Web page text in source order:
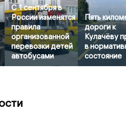
С 1 сентября в
России изменятся
правила
организованной
перевозки детей
автобусами
Пять
дороги к
Кулачёву
в
состояние